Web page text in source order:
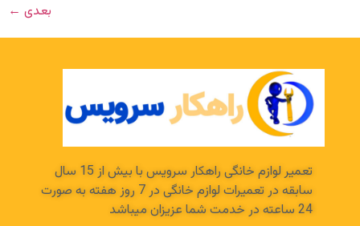
بعدی ←
تعمیر لوازم خانگی راهکار سرویس با بیش از 15 سال
سابقه در تعمیرات لوازم خانگی در 7 روز هفته به صورت
24 ساعته در خدمت شما عزیزان میباشد